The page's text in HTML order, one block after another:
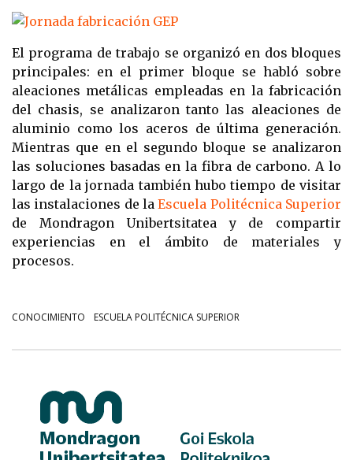
El programa de trabajo se organizó en dos bloques
principales: en el primer bloque se habló sobre
aleaciones metálicas empleadas en la fabricación
del chasis, se analizaron tanto las aleaciones de
aluminio como los aceros de última generación.
Mientras que en el segundo bloque se analizaron
las soluciones basadas en la fibra de carbono. A lo
largo de la jornada también hubo tiempo de visitar
las instalaciones de laEscuela Politécnica Superior
de Mondragon Unibertsitatea y de compartir
experiencias en el ámbito de materiales y
procesos.
CONOCIMIENTO ESCUELA POLITÉCNICA SUPERIOR